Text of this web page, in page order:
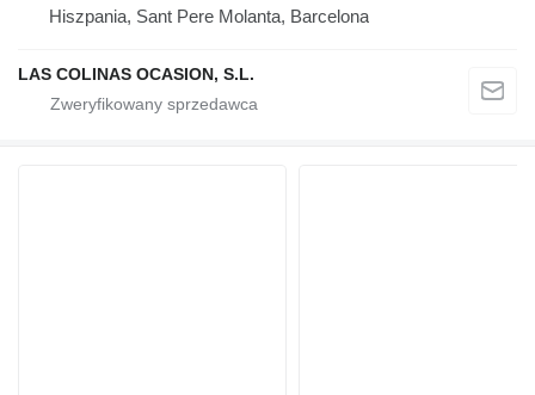
Hiszpania, Sant Pere Molanta, Barcelona
LAS COLINAS OCASION, S.L.